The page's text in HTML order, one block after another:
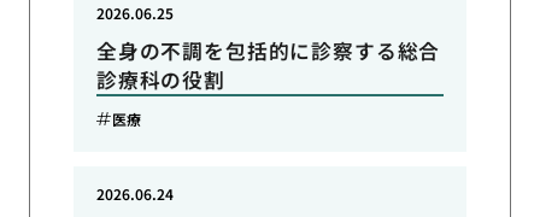
全身の不調を包括的に診察する総合
診療科の役割
2026.06.25
医療
2026.06.24